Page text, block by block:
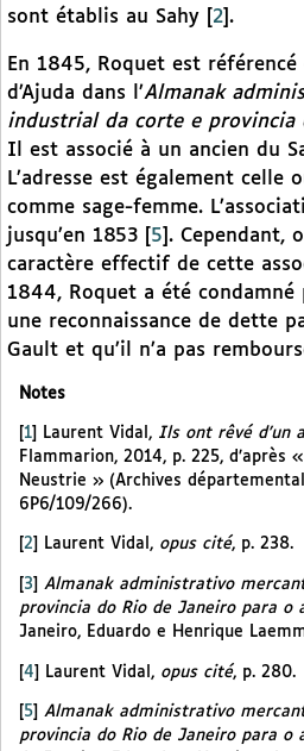
sont établis au Sahy
2 .
En 1845, Roquet est
d’Ajuda dans l’Almanak
industrial da corte e provincia
Il est associé à un ancien du
L’adresse est également celle
comme sage-femme.
jusqu’en 1853
5 . Cependant,
caractère effectif de cette
1844, Roquet a été
une reconnaissance de dette
Gault et qu’il n’a pas
Notes
[1] Laurent Vidal, Ils ont rêvé d’un
Flammarion, 2014, p. 225, d’après
Neustrie » (Archives
6P6/109/266).
2 Laurent Vidal, opus cité, p. 238.
3
Almanak administrativo
provincia do Rio de Janeiro para o
Janeiro, Eduardo e Henrique
[4] Laurent Vidal, opus cité, p. 280.
5
Almanak administrativo
provincia do Rio de Janeiro para o